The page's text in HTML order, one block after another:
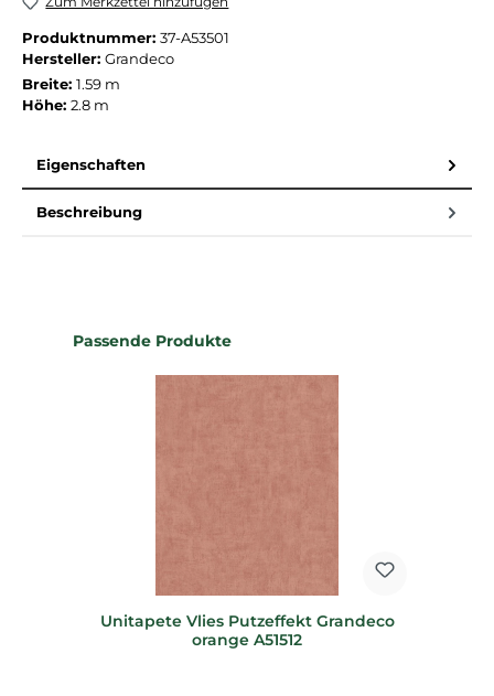
Produktnummer: 37-A53501
Hersteller: Grandeco
Breite: 1.59 m
Höhe: 2.8 m
Eigenschaften
Beschreibung
Produktgalerie überspringen
Passende Produkte
Unitapete Vlies Putzeffekt Grandeco
orange A51512